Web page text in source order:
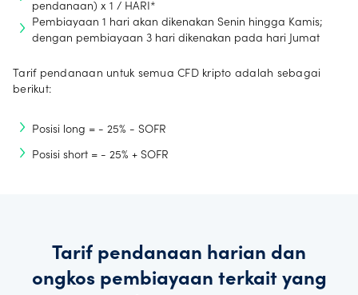
pendanaan) x 1 / HARI*
Pembiayaan 1 hari akan dikenakan Senin hingga Kamis;
dengan pembiayaan 3 hari dikenakan pada hari Jumat
Tarif pendanaan untuk semua CFD kripto adalah sebagai
berikut:
Posisi long = - 25% - SOFR
Posisi short = - 25% + SOFR
Tarif pendanaan harian dan
ongkos pembiayaan terkait yang